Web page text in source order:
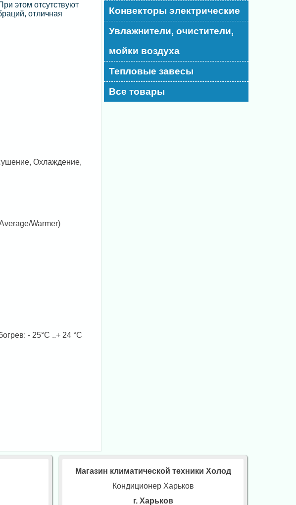
этом отсутствуют
отличная
Охлаждение,
Warmer)
- 25°C ..+ 24 °C
Конвекторы электрические
Увлажнители, очистители,
мойки воздуха
Тепловые завесы
Все товары
Магазин климатической техники Холод
Кондиционер Харьков
г. Харьков